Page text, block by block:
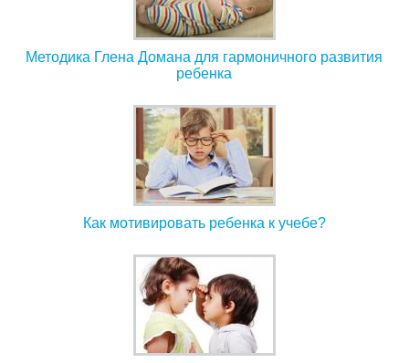
Методика Глена Домана для гармоничного развития
ребенка
Как мотивировать ребенка к учебе?